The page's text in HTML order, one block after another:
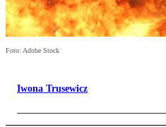
Foto: Adobe Stock
Iwona Trusewicz